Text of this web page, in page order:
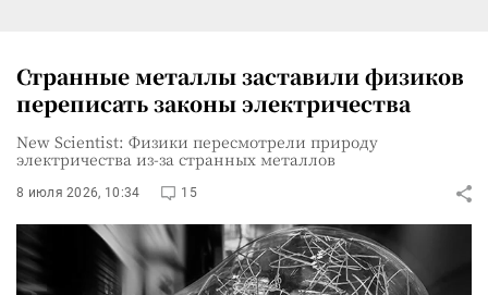
Странные металлы заставили физиков
переписать законы электричества
New Scientist: Физики пересмотрели природу
электричества из-за странных металлов
8 июля 2026, 10:34 15